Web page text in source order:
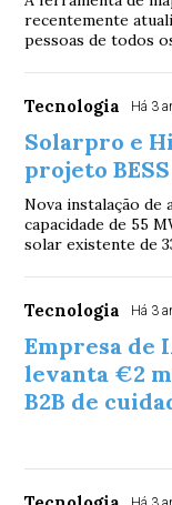
recentemente
pessoas de todos
Tecnologia Há 3
Solarpro e
projeto
Nova instalação de
capacidade de 55
solar existente de
Tecnologia Há 3
Empresa de
levanta €2
B2B de